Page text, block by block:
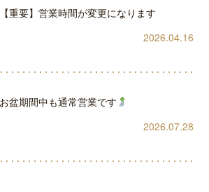
【重要】営業時間が変更になります
2026.04.16
お盆期間中も通常営業です
2026.07.28